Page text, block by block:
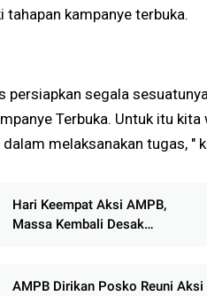
tahapan kampanye terbuka.
persiapkan segala
Terbuka. Untuk itu
melaksanakan tugas, "
Hari Keempat Aksi AMPB,
Massa Kembali Desak
AMPB Dirikan Posko Reuni Aksi